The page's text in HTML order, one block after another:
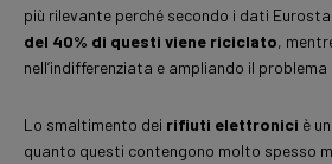
più rilevante perché secondo i dati
del 40% di questi viene riciclato,
nell’indifferenziata e ampliando il problema
Lo smaltimento dei rifiuti elettronici è
quanto questi contengono molto spesso